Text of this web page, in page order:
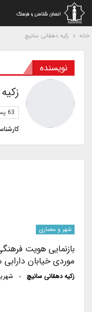
زکیه دهقانی سانیچ
نویسنده
شهر و معماری
بازنمایی هویت
موردی خیابان دارابی
زکیه دهقانی سانیچ شهریور 9,